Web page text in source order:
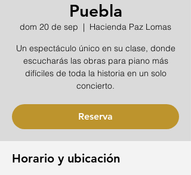
Puebla
dom 20 de sep
  |
Hacienda Paz Lomas
Un espectáculo único en su clase, donde
escucharás las obras para piano más
difíciles de toda la historia en un solo
concierto.
Reserva
Horario y ubicación